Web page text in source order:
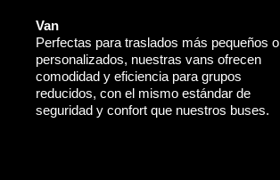
Van
Perfectas para traslados más pequeños o
personalizados, nuestras vans ofrecen
comodidad y eficiencia para grupos
reducidos, con el mismo estándar de
seguridad y confort que nuestros buses.